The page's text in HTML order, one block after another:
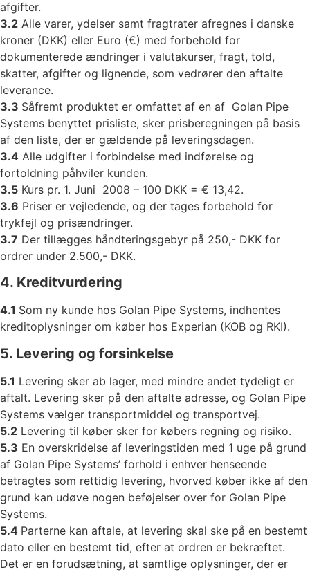
afgifter.
3.2 Alle varer, ydelser samt fragtrater afregnes i danske
kroner (DKK) eller Euro (€) med forbehold for
dokumenterede ændringer i valutakurser, fragt, told,
skatter, afgifter og lignende, som vedrører den aftalte
leverance.
3.3 Såfremt produktet er omfattet af en af Golan Pipe
Systems benyttet prisliste, sker prisberegningen på basis
af den liste, der er gældende på leveringsdagen.
3.4 Alle udgifter i forbindelse med indførelse og
fortoldning påhviler kunden.
3.5 Kurs pr. 1. Juni 2008 – 100 DKK = € 13,42.
3.6 Priser er vejledende, og der tages forbehold for
trykfejl og prisændringer.
3.7 Der tillægges håndteringsgebyr på 250,- DKK for
ordrer under 2.500,- DKK.
4. Kreditvurdering
4.1 Som ny kunde hos Golan Pipe Systems, indhentes
kreditoplysninger om køber hos Experian (KOB og RKI).
5. Levering og forsinkelse
5.1 Levering sker ab lager, med mindre andet tydeligt er
aftalt. Levering sker på den aftalte adresse, og Golan Pipe
Systems vælger transportmiddel og transportvej.
5.2 Levering til køber sker for købers regning og risiko.
5.3 En overskridelse af leveringstiden med 1 uge på grund
af Golan Pipe Systems’ forhold i enhver henseende
betragtes som rettidig levering, hvorved køber ikke af den
grund kan udøve nogen beføjelser over for Golan Pipe
Systems.
5.4 Parterne kan aftale, at levering skal ske på en bestemt
dato eller en bestemt tid, efter at ordren er bekræftet.
Det er en forudsætning, at samtlige oplysninger, der er